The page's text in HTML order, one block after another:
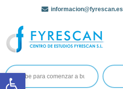
Abrir barra de herramientas
informacion@fyrescan.es